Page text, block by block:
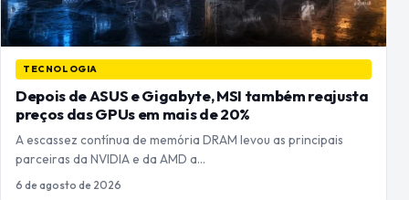
TECNOLOGIA
Depois de ASUS e Gigabyte, MSI também reajusta
preços das GPUs em mais de 20%
A escassez contínua de memória DRAM levou as principais
parceiras da NVIDIA e da AMD a…
6 de agosto de 2026